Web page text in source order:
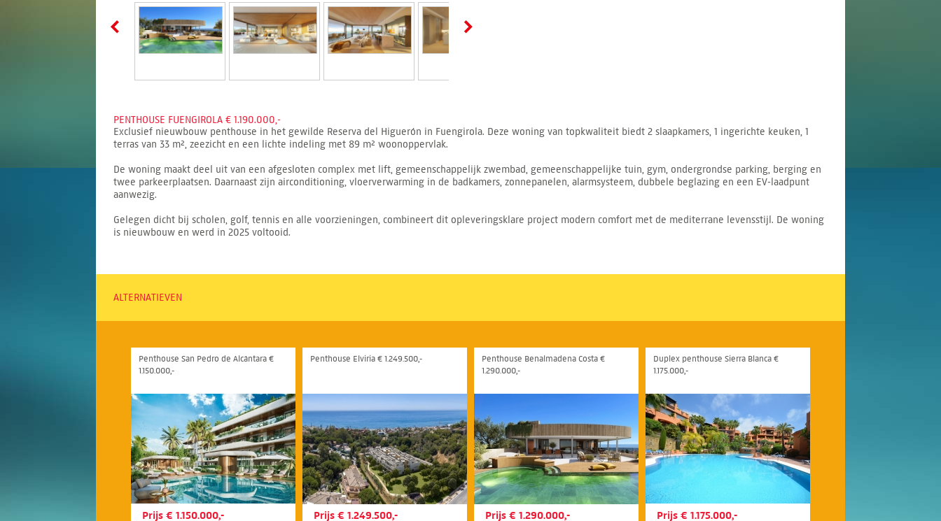
PENTHOUSE FUENGIROLA € 1.190.000,-
Exclusief nieuwbouw penthouse in het gewilde Reserva del Higuerón in Fuengirola. Deze woning van topkwaliteit biedt 2 slaapkamers, 1 ingerichte keuken, 1
terras van 33 m², zeezicht en een lichte indeling met 89 m² woonoppervlak.
De woning maakt deel uit van een afgesloten complex met lift, gemeenschappelijk zwembad, gemeenschappelijke tuin, gym, ondergrondse parking, berging en
twee parkeerplaatsen. Daarnaast zijn airconditioning, vloerverwarming in de badkamers, zonnepanelen, alarmsysteem, dubbele beglazing en een EV-laadpunt
aanwezig.
Gelegen dicht bij scholen, golf, tennis en alle voorzieningen, combineert dit opleveringsklare project modern comfort met de mediterrane levensstijl. De woning
is nieuwbouw en werd in 2025 voltooid.
ALTERNATIEVEN
Penthouse San Pedro de Alcántara €
1.150.000,-
Prijs € 1.150.000,-
Penthouse Elviria € 1.249.500,-
Prijs € 1.249.500,-
Penthouse Benalmadena Costa €
1.290.000,-
Prijs € 1.290.000,-
Duplex penthouse Sierra Blanca €
1.175.000,-
Prijs € 1.175.000,-